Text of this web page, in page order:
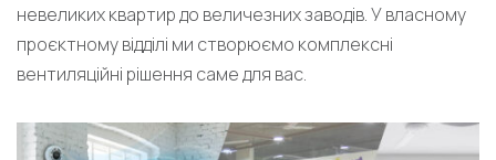
невеликих квартир до величезних заводів. У власному
проєктному відділі ми створюємо комплексні
вентиляційні рішення саме для вас.